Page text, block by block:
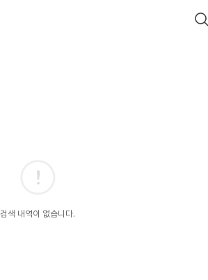
검색 내역이 없습니다.